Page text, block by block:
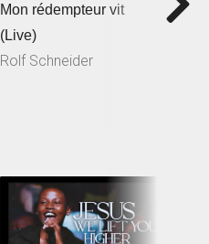
Mon rédempteur vit
(Live)
Rolf Schneider